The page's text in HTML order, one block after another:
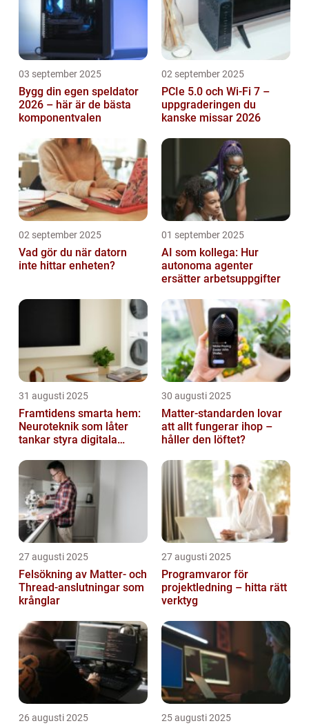
03 september 2025
Bygg din egen speldator
2026 – här är de bästa
komponentvalen
02 september 2025
PCIe 5.0 och Wi-Fi 7 –
uppgraderingen du
kanske missar 2026
02 september 2025
Vad gör du när datorn
inte hittar enheten?
01 september 2025
AI som kollega: Hur
autonoma agenter
ersätter arbetsuppgifter
31 augusti 2025
Framtidens smarta hem:
Neuroteknik som låter
tankar styra digitala
30 augusti 2025
Matter-standarden lovar
att allt fungerar ihop –
håller den löftet?
27 augusti 2025
Felsökning av Matter‑ och
Thread‑anslutningar som
krånglar
27 augusti 2025
Programvaror för
projektledning – hitta rätt
verktyg
26 augusti 2025 25 augusti 2025